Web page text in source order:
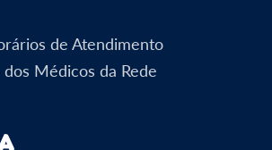
de Atendimento
dos Médicos da Rede